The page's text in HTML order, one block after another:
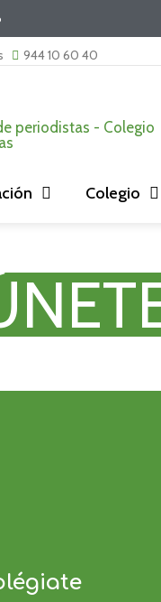
944 10 60 40
periodistas - Colegio
Colegio